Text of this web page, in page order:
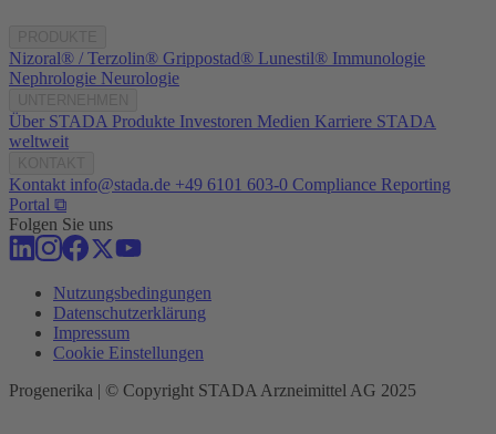
Nizoral® / Terzolin® Grippostad® Lunestil® Immunologie
Nephrologie Neurologie
Über STADA Produkte Investoren Medien Karriere STADA
weltweit
Kontakt info@stada.de +49 6101 603-0 Compliance Reporting
Portal ⧉
Folgen Sie uns
Nutzungsbedingungen
Datenschutzerklärung
Impressum
Cookie Einstellungen
Progenerika | © Copyright STADA Arzneimittel AG 2025